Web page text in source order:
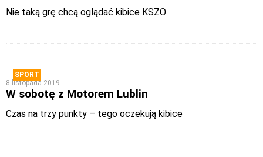
Nie taką grę chcą oglądać kibice KSZO
SPORT
8 listopada 2019
W sobotę z Motorem Lublin
Czas na trzy punkty – tego oczekują kibice